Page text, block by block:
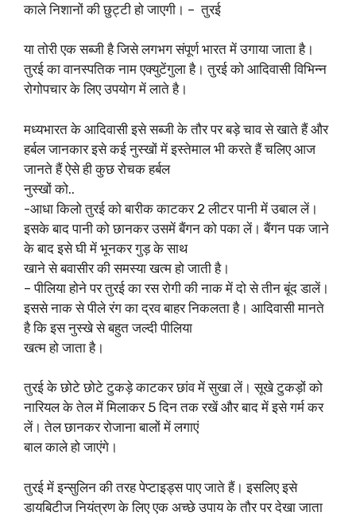
काले निशानों की छुट्टी हो जाएगी। – तुरई
या तोरी एक सब्जी है जिसे लगभग संपूर्ण भारत में उगाया जाता है।
तुरई का वानस्पतिक नाम एक्युटेंगुला है। तुरई को आदिवासी विभिन्न
रोगोपचार के लिए उपयोग में लाते है।
मध्यभारत के आदिवासी इसे सब्जी के तौर पर बड़े चाव से खाते हैं और
हर्बल जानकार इसे कई नुस्खों में इस्तेमाल भी करते हैं चलिए आज
जानते हैं ऐसे ही कुछ रोचक हर्बल
नुस्खों को..
-आधा किलो तुरई को बारीक काटकर 2 लीटर पानी में उबाल लें।
इसके बाद पानी को छानकर उसमें बैंगन को पका लें। बैंगन पक जाने
के बाद इसे घी में भूनकर गुड़ के साथ
खाने से बवासीर की समस्या खत्म हो जाती है।
– पीलिया होने पर तुरई का रस रोगी की नाक में दो से तीन बूंद डालें।
इससे नाक से पीले रंग का द्रव बाहर निकलता है। आदिवासी मानते
है कि इस नुस्खे से बहुत जल्दी पीलिया
खत्म हो जाता है।
तुरई के छोटे छोटे टुकड़े काटकर छांव में सुखा लें। सूखे टुकड़ों को
नारियल के तेल में मिलाकर 5 दिन तक रखें और बाद में इसे गर्म कर
लें। तेल छानकर रोजाना बालों में लगाएं
बाल काले हो जाएंगे।
तुरई में इन्सुलिन की तरह पेप्टाइड्स पाए जाते हैं। इसलिए इसे
डायबिटीज नियंत्रण के लिए एक अच्छे उपाय के तौर पर देखा जाता